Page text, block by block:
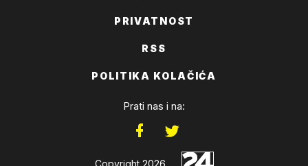
PRIVATNOST
RSS
POLITIKA KOLAČIĆA
Prati nas i na:
Copyright 2026.